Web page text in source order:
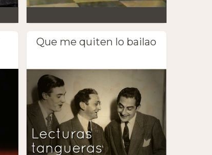
Que me quiten lo bailao